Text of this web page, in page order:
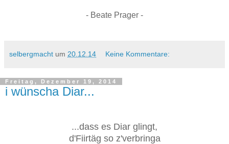
- Beate Prager -
selbergmacht um 20.12.14 Keine Kommentare:
Freitag, Dezember 19, 2014
i wünscha Diar...
...dass es Diar glingt,
d'Fiirtäg so z'verbringa